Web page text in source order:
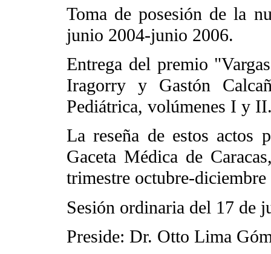
Toma de posesión de la
junio 2004-junio 2006.
Entrega del premio
Iragorry y Gastón
Pediátrica, volúmenes I y
La reseña de estos actos
Gaceta Médica de
trimestre octubre-
Sesión ordinaria del 17 de
Preside: Dr. Otto Lima